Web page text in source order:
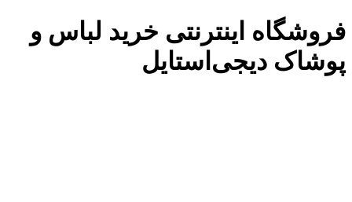
فروشگاه اینترنتی خرید لباس و
پوشاک دیجی‌استایل